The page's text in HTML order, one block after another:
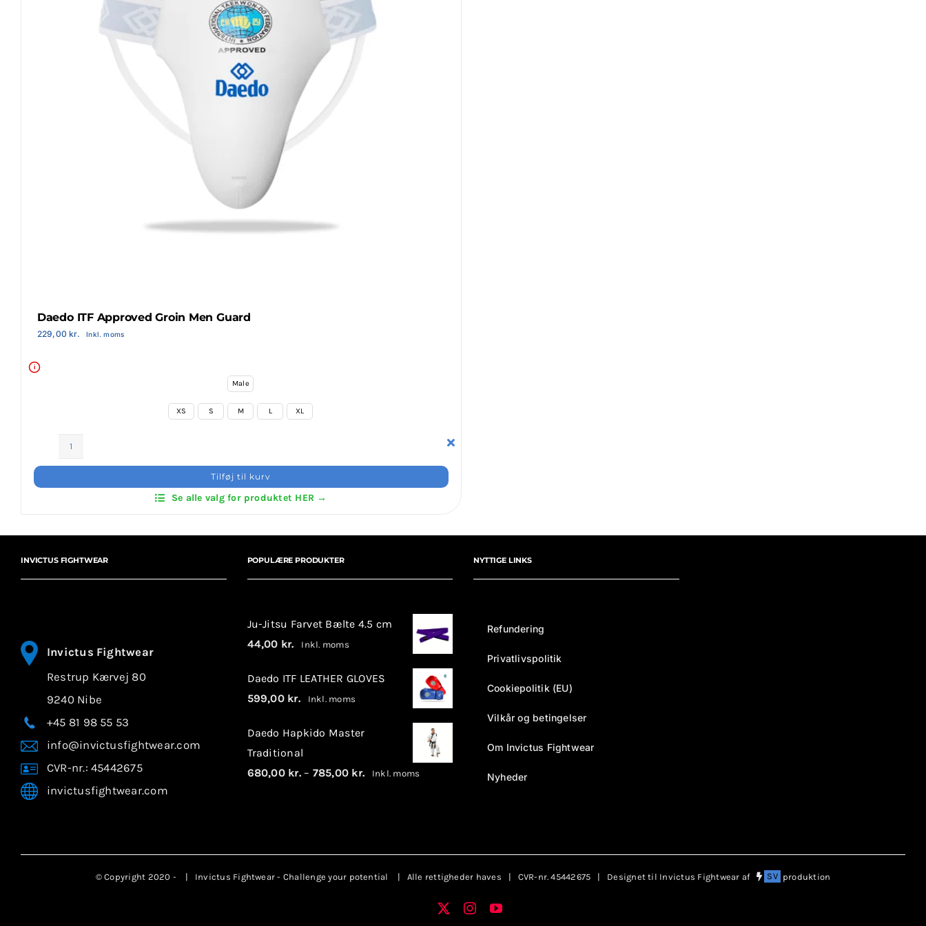
Invictus Brands
Klubaftalesider – Find din klub
Login Klubaftale
Daedo ITF Approved Groin Men Guard
229,00kr. Inkl. moms
i
Male
XS S M L XL
Approved
Guard
Tilføj til kurv
Se alle valg for produktet HER →
INVICTUS FIGHTWEAR
Invictus Fightwear
Restrup Kærvej 80
9240 Nibe
+45 81 98 55 53
info@invictusfightwear.com
CVR-nr.: 45442675
invictusfightwear.com
POPULÆRE PRODUKTER
Ju-Jitsu Farvet Bælte 4.5 cm
44,00 kr. Inkl. moms
Daedo ITF LEATHER GLOVES
599,00 kr. Inkl. moms
Daedo Hapkido Master
Traditional
680,00 kr. – 785,00 kr.Prisinterval:
Inkl. moms
NYTTIGE LINKS
Refundering
Privatlivspolitik
Cookiepolitik (EU)
Vilkår og betingelser
Om Invictus Fightwear
Nyheder
© Copyright 2020 - | Invictus Fightwear - Challenge your potential | Alle rettigheder haves | CVR-nr. 45442675 | Designet til Invictus Fightwear af SV produktion
Facebook
X InstagramYouTube